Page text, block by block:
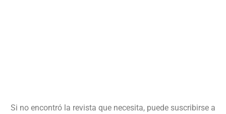
Si no encontró la revista que necesita, puede suscribirse a